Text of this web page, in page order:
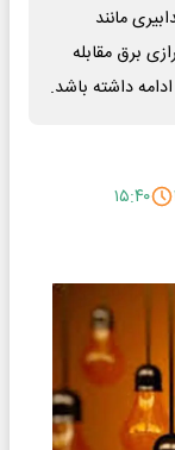
مانند
برق مقابله
داشته باشد.
۱۵:۴۰